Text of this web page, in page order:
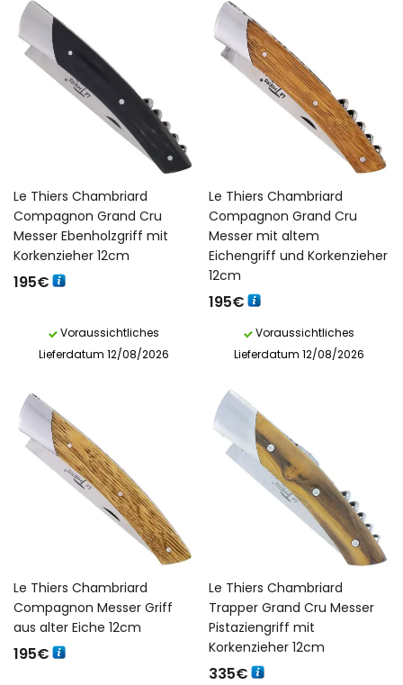
Le Thiers Chambriard
Compagnon Grand Cru
Messer Ebenholzgriff mit
Korkenzieher 12cm
195€
Voraussichtliches
Lieferdatum 12/08/2026
Le Thiers Chambriard
Compagnon Grand Cru
Messer mit altem
Eichengriff und Korkenzieher
12cm
195€
Voraussichtliches
Lieferdatum 12/08/2026
Le Thiers Chambriard
Compagnon Messer Griff
aus alter Eiche 12cm
195€
Le Thiers Chambriard
Trapper Grand Cru Messer
Pistaziengriff mit
Korkenzieher 12cm
335€